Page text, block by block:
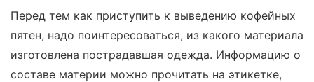
Перед тем как приступить к выведению кофейных
пятен, надо поинтересоваться, из какого материала
изготовлена пострадавшая одежда. Информацию о
составе материи можно прочитать на этикетке,